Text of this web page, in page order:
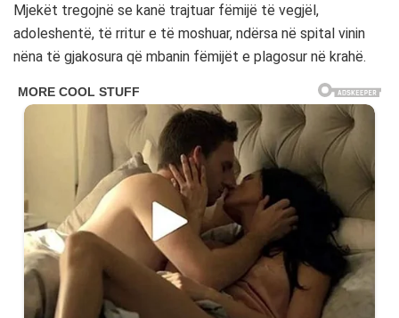
Mjekët tregojnë se kanë trajtuar fëmijë të vegjël,
adoleshentë, të rritur e të moshuar, ndërsa në spital vinin
nëna të gjakosura që mbanin fëmijët e plagosur në krahë.